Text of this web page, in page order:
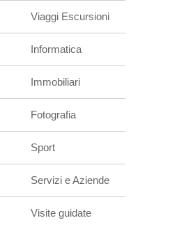
Viaggi Escursioni
Informatica
Immobiliari
Fotografia
Sport
Servizi e Aziende
Visite guidate